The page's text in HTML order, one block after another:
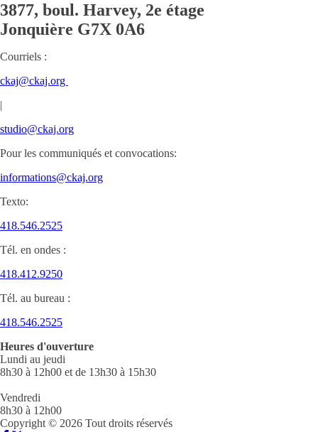
3877, boul. Harvey, 2e étage
Jonquière G7X 0A6
Courriels :
ckaj@ckaj.org
|
studio@ckaj.org
Pour les communiqués et convocations:
informations@ckaj.org
Texto:
418.546.2525
Tél. en ondes :
418.412.9250
Tél. au bureau :
418.546.2525
Heures d'ouverture
Lundi au jeudi
8h30 à 12h00 et de 13h30 à 15h30
Vendredi
8h30 à 12h00
Copyright © 2026 Tout droits réservés